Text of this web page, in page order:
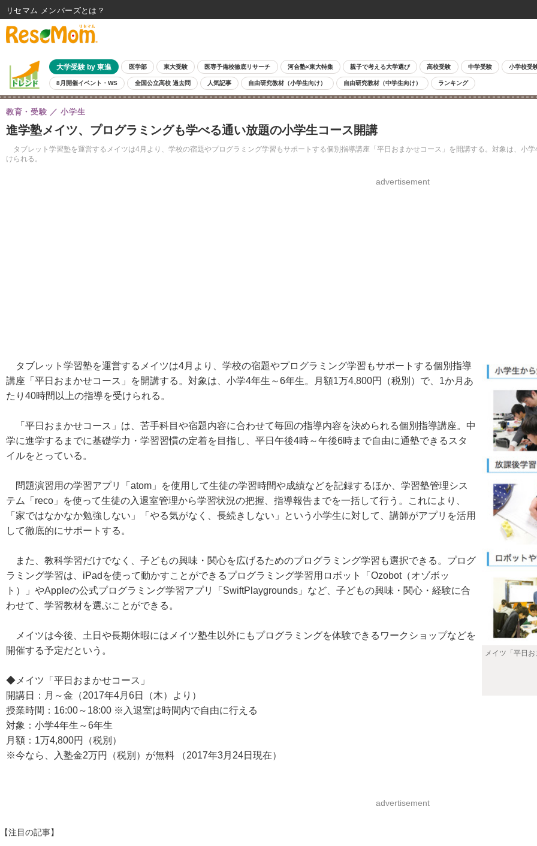
大学受験 by 東進 医学部 東大受験 医専予備校徹底リサーチ 河合塾×東大特集 親子で考える大学選び 高校受験 中学受験 小学校受
8月開催イベント・WS 全国公立高校 過去問 人気記事 自由研究教材（小学生向け） 自由研究教材（中学生向け） ランキング
進学塾メイツ、プログラミングも学べる通い放題の小学生コース開講
タブレット学習塾を運営するメイツは4月より、学校の宿題やプログラミング学習もサポートする個別指導講座「平日おまかせコース」を開講する。対象は、小
けられる。
教育・受験 小学生
advertisement
メイツ「平日
タブレット学習塾を運営するメイツは4月より、学校の宿題やプログラミング学習もサポートする個別指導
講座「平日おまかせコース」を開講する。対象は、小学4年生～6年生。月額1万4,800円（税別）で、1か月あ
たり40時間以上の指導を受けられる。
「平日おまかせコース」は、苦手科目や宿題内容に合わせて毎回の指導内容を決められる個別指導講座。中
学に進学するまでに基礎学力・学習習慣の定着を目指し、平日午後4時～午後6時まで自由に通塾できるスタ
イルをとっている。
問題演習用の学習アプリ「atom」を使用して生徒の学習時間や成績などを記録するほか、学習塾管理シス
テム「reco」を使って生徒の入退室管理から学習状況の把握、指導報告までを一括して行う。これにより、
「家ではなかなか勉強しない」「やる気がなく、長続きしない」という小学生に対して、講師がアプリを活用
して徹底的にサポートする。
また、教科学習だけでなく、子どもの興味・関心を広げるためのプログラミング学習も選択できる。プログ
ラミング学習は、iPadを使って動かすことができるプログラミング学習用ロボット「Ozobot（オゾボッ
ト）」やAppleの公式プログラミング学習アプリ「SwiftPlaygrounds」など、子どもの興味・関心・経験に合
わせて、学習教材を選ぶことができる。
メイツは今後、土日や長期休暇にはメイツ塾生以外にもプログラミングを体験できるワークショップなどを
開催する予定だという。
◆メイツ「平日おまかせコース」
開講日：月～金（2017年4月6日（木）より）
授業時間：16:00～18:00 ※入退室は時間内で自由に行える
対象：小学4年生～6年生
月額：1万4,800円（税別）
※今なら、入塾金2万円（税別）が無料 （2017年3月24日現在）
advertisement
【注目の記事】
リセマム メンバーズ